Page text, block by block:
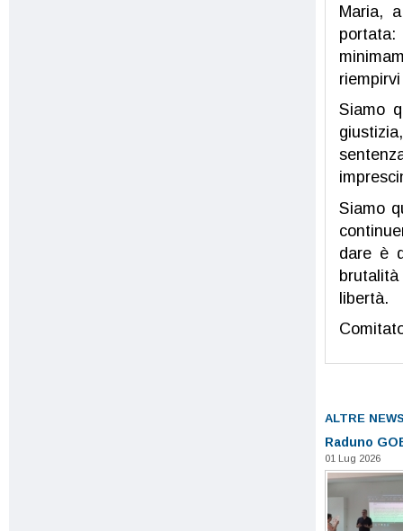
Maria,
Siamo
Siamo
dare è
libertà.
ALTRE
Raduno
01 Lug 2026